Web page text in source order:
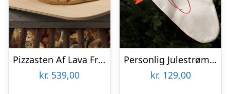
Pizzasten Af Lava Fra Etna
kr. 539,00
Personlig Julestrømpe med Tekst
kr. 129,00